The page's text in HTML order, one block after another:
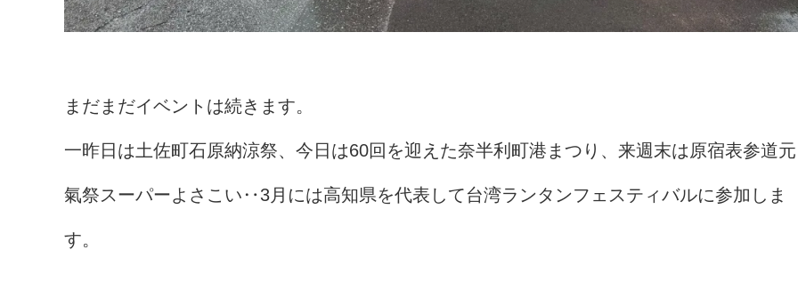
まだまだイベントは続きます。
一昨日は土佐町石原納涼祭、今日は60回を迎えた奈半利町港まつり、来週末は原宿表参道元
氣祭スーパーよさこい‥3月には高知県を代表して台湾ランタンフェスティバルに参加しま
す。